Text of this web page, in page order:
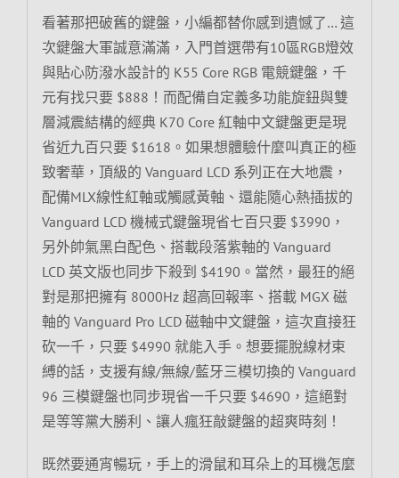
看著那把破舊的鍵盤，小編都替你感到遺憾了… 這
次鍵盤大軍誠意滿滿，入門首選帶有10區RGB燈效
與貼心防潑水設計的 K55 Core RGB 電競鍵盤，千
元有找只要 $888！而配備自定義多功能旋鈕與雙
層減震結構的經典 K70 Core 紅軸中文鍵盤更是現
省近九百只要 $1618。如果想體驗什麼叫真正的極
致奢華，頂級的 Vanguard LCD 系列正在大地震，
配備MLX線性紅軸或觸感黃軸、還能隨心熱插拔的
Vanguard LCD 機械式鍵盤現省七百只要 $3990，
另外帥氣黑白配色、搭載段落紫軸的 Vanguard
LCD 英文版也同步下殺到 $4190。當然，最狂的絕
對是那把擁有 8000Hz 超高回報率、搭載 MGX 磁
軸的 Vanguard Pro LCD 磁軸中文鍵盤，這次直接狂
砍一千，只要 $4990 就能入手。想要擺脫線材束
縛的話，支援有線/無線/藍牙三模切換的 Vanguard
96 三模鍵盤也同步現省一千只要 $4690，這絕對
是等等黨大勝利、讓人瘋狂敲鍵盤的超爽時刻！
既然要通宵暢玩，手上的滑鼠和耳朵上的耳機怎麼